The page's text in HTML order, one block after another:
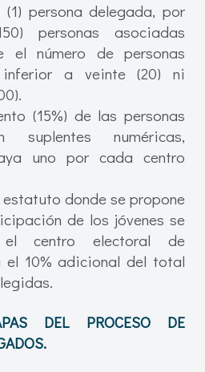
persona delegada, por
personas asociadas
el número de personas
inferior a veinte (20) ni
(15%) de las personas
suplentes numéricas,
uno por cada centro
estatuto donde se propone
de los jóvenes se
centro electoral de
el 10% adicional del total
DEL PROCESO DE